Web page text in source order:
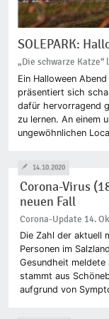
SOLEPARK:
„Die schwarze
Ein Halloween
präsentiert sich
dafür hervorragend
zu lernen. An einem
ungewöhnlichen
Corona-Virus
neuen Fall
Corona-Update 14.
Die Zahl der aktuell
Personen im
Gesundheit meldete
stammt aus
aufgrund von
14.10.2020